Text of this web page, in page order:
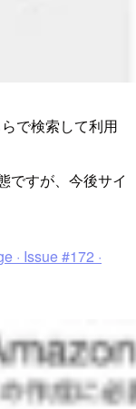
で検索して利用
ですが、今後サイ
· Issue #172 ·